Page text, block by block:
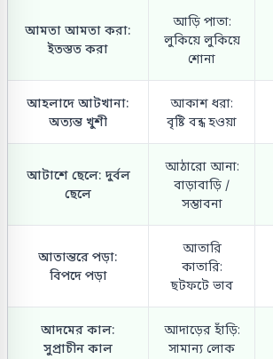
আমতা আমতা করা:
ইতস্তত করা
আড়ি পাতা:
লুকিয়ে লুকিয়ে
শোনা
আহলাদে আটখানা:
অত্যন্ত খুশী
আকাশ ধরা:
বৃষ্টি বন্ধ হওয়া
আটাশে ছেলে: দুর্বল
ছেলে
আঠারো আনা:
বাড়াবাড়ি /
সম্ভাবনা
আতান্তরে পড়া:
বিপদে পড়া
আতারি
কাতারি:
ছটফটে ভাব
আদমের কাল:
সুপ্রাচীন কাল
আদাড়ের হাঁড়ি:
সামান্য লোক